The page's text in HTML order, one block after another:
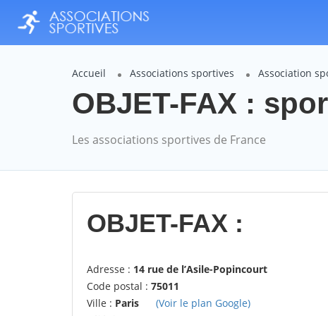
Accueil Associations sportives Association
OBJET-FAX :
Les associations sportives de France
OBJET-FAX :
Adresse : 14 rue de l’Asile-Popincourt
Code postal : 75011
Ville : Paris
(Voir le plan Google)